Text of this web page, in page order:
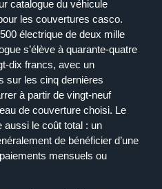
catalogue du véhicule
les couvertures casco.
électrique de deux mille
s’élève à quarante-quatre
dix francs, avec un
sur les cinq dernières
à partir de vingt-neuf
de couverture choisi. Le
aussi le coût total : un
de bénéficier d’une
mensuels ou